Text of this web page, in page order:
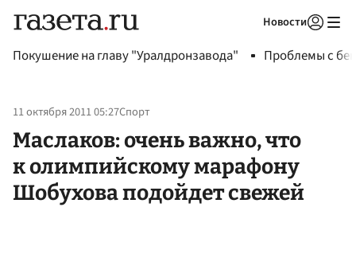
Новости
Покушение на главу "Уралдронзавода" Проблемы с
11 октября 2011 05:27Спорт
Маслаков: очень важно, что
к олимпийскому марафону
Шобухова подойдет свежей